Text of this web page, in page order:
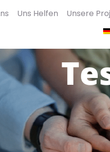
Uns Helfen Unsere